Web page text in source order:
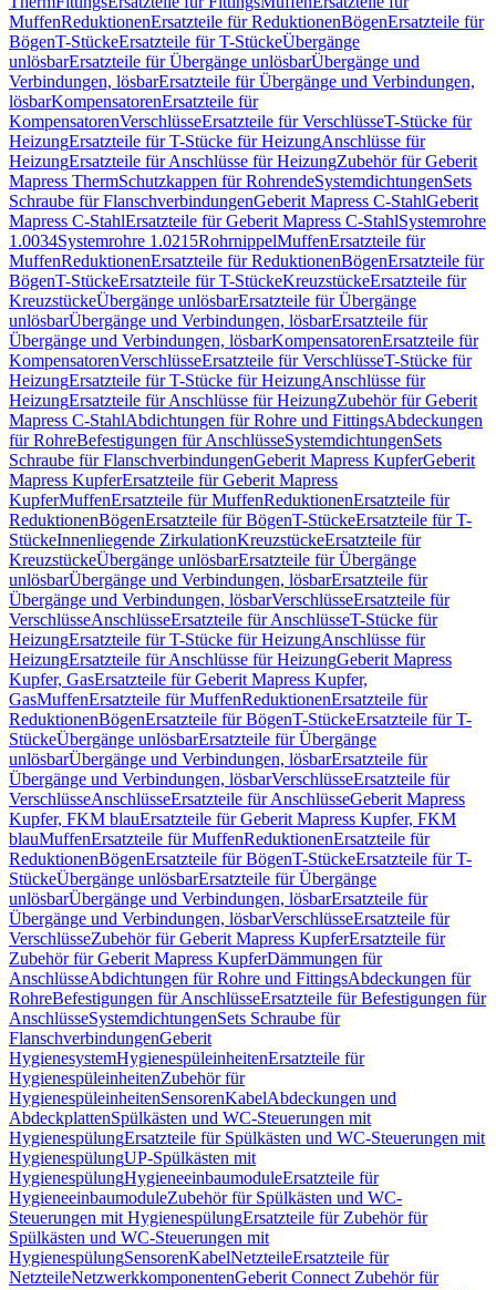
MuffenReduktionenErsatzteile für ReduktionenBögenErsatzteile für
BögenT-StückeErsatzteile für T-StückeÜbergänge
unlösbarErsatzteile für Übergänge unlösbarÜbergänge und
Verbindungen, lösbarErsatzteile für Übergänge und Verbindungen,
lösbarKompensatorenErsatzteile für
KompensatorenVerschlüsseErsatzteile für VerschlüsseT-Stücke für
HeizungErsatzteile für T-Stücke für HeizungAnschlüsse für
HeizungErsatzteile für Anschlüsse für HeizungZubehör für Geberit
Mapress ThermSchutzkappen für RohrendeSystemdichtungenSets
Schraube für FlanschverbindungenGeberit Mapress C-StahlGeberit
Mapress C-StahlErsatzteile für Geberit Mapress C-StahlSystemrohre
1.0034Systemrohre 1.0215RohrnippelMuffenErsatzteile für
MuffenReduktionenErsatzteile für ReduktionenBögenErsatzteile für
BögenT-StückeErsatzteile für T-StückeKreuzstückeErsatzteile für
KreuzstückeÜbergänge unlösbarErsatzteile für Übergänge
unlösbarÜbergänge und Verbindungen, lösbarErsatzteile für
Übergänge und Verbindungen, lösbarKompensatorenErsatzteile für
KompensatorenVerschlüsseErsatzteile für VerschlüsseT-Stücke für
HeizungErsatzteile für T-Stücke für HeizungAnschlüsse für
HeizungErsatzteile für Anschlüsse für HeizungZubehör für Geberit
Mapress C-StahlAbdichtungen für Rohre und FittingsAbdeckungen
für RohreBefestigungen für AnschlüsseSystemdichtungenSets
Schraube für FlanschverbindungenGeberit Mapress KupferGeberit
Mapress KupferErsatzteile für Geberit Mapress
KupferMuffenErsatzteile für MuffenReduktionenErsatzteile für
ReduktionenBögenErsatzteile für BögenT-StückeErsatzteile für T-
StückeInnenliegende ZirkulationKreuzstückeErsatzteile für
KreuzstückeÜbergänge unlösbarErsatzteile für Übergänge
unlösbarÜbergänge und Verbindungen, lösbarErsatzteile für
Übergänge und Verbindungen, lösbarVerschlüsseErsatzteile für
VerschlüsseAnschlüsseErsatzteile für AnschlüsseT-Stücke für
HeizungErsatzteile für T-Stücke für HeizungAnschlüsse für
HeizungErsatzteile für Anschlüsse für HeizungGeberit Mapress
Kupfer, GasErsatzteile für Geberit Mapress Kupfer,
GasMuffenErsatzteile für MuffenReduktionenErsatzteile für
ReduktionenBögenErsatzteile für BögenT-StückeErsatzteile für T-
StückeÜbergänge unlösbarErsatzteile für Übergänge
unlösbarÜbergänge und Verbindungen, lösbarErsatzteile für
Übergänge und Verbindungen, lösbarVerschlüsseErsatzteile für
VerschlüsseAnschlüsseErsatzteile für AnschlüsseGeberit Mapress
Kupfer, FKM blauErsatzteile für Geberit Mapress Kupfer, FKM
blauMuffenErsatzteile für MuffenReduktionenErsatzteile für
ReduktionenBögenErsatzteile für BögenT-StückeErsatzteile für T-
StückeÜbergänge unlösbarErsatzteile für Übergänge
unlösbarÜbergänge und Verbindungen, lösbarErsatzteile für
Übergänge und Verbindungen, lösbarVerschlüsseErsatzteile für
VerschlüsseZubehör für Geberit Mapress KupferErsatzteile für
Zubehör für Geberit Mapress KupferDämmungen für
AnschlüsseAbdichtungen für Rohre und FittingsAbdeckungen für
RohreBefestigungen für AnschlüsseErsatzteile für Befestigungen für
AnschlüsseSystemdichtungenSets Schraube für
FlanschverbindungenGeberit
HygienesystemHygienespüleinheitenErsatzteile für
HygienespüleinheitenZubehör für
HygienespüleinheitenSensorenKabelAbdeckungen und
AbdeckplattenSpülkästen und WC-Steuerungen mit
HygienespülungErsatzteile für Spülkästen und WC-Steuerungen mit
HygienespülungUP-Spülkästen mit
HygienespülungHygieneeinbaumoduleErsatzteile für
HygieneeinbaumoduleZubehör für Spülkästen und WC-
Steuerungen mit HygienespülungErsatzteile für Zubehör für
Spülkästen und WC-Steuerungen mit
HygienespülungSensorenKabelNetzteileErsatzteile für
NetzteileNetzwerkkomponentenGeberit Connect Zubehör für